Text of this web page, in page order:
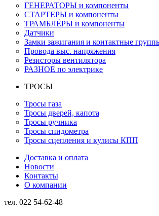
ГЕНЕРАТОРЫ и компоненты
СТАРТЕРЫ и компоненты
ТРАМБЛЁРЫ и компоненты
Датчики
Замки зажигания и контактные
Провода выс. напряжения
Резисторы вентилятора
РАЗНОЕ по электрике
ТРОСЫ
Тросы газа
Тросы дверей, капота
Тросы ручника
Тросы спидометра
Тросы сцепления и кулисы КПП
Доставка и оплата
Новости
Контакты
О компании
тел. 022 54-62-48